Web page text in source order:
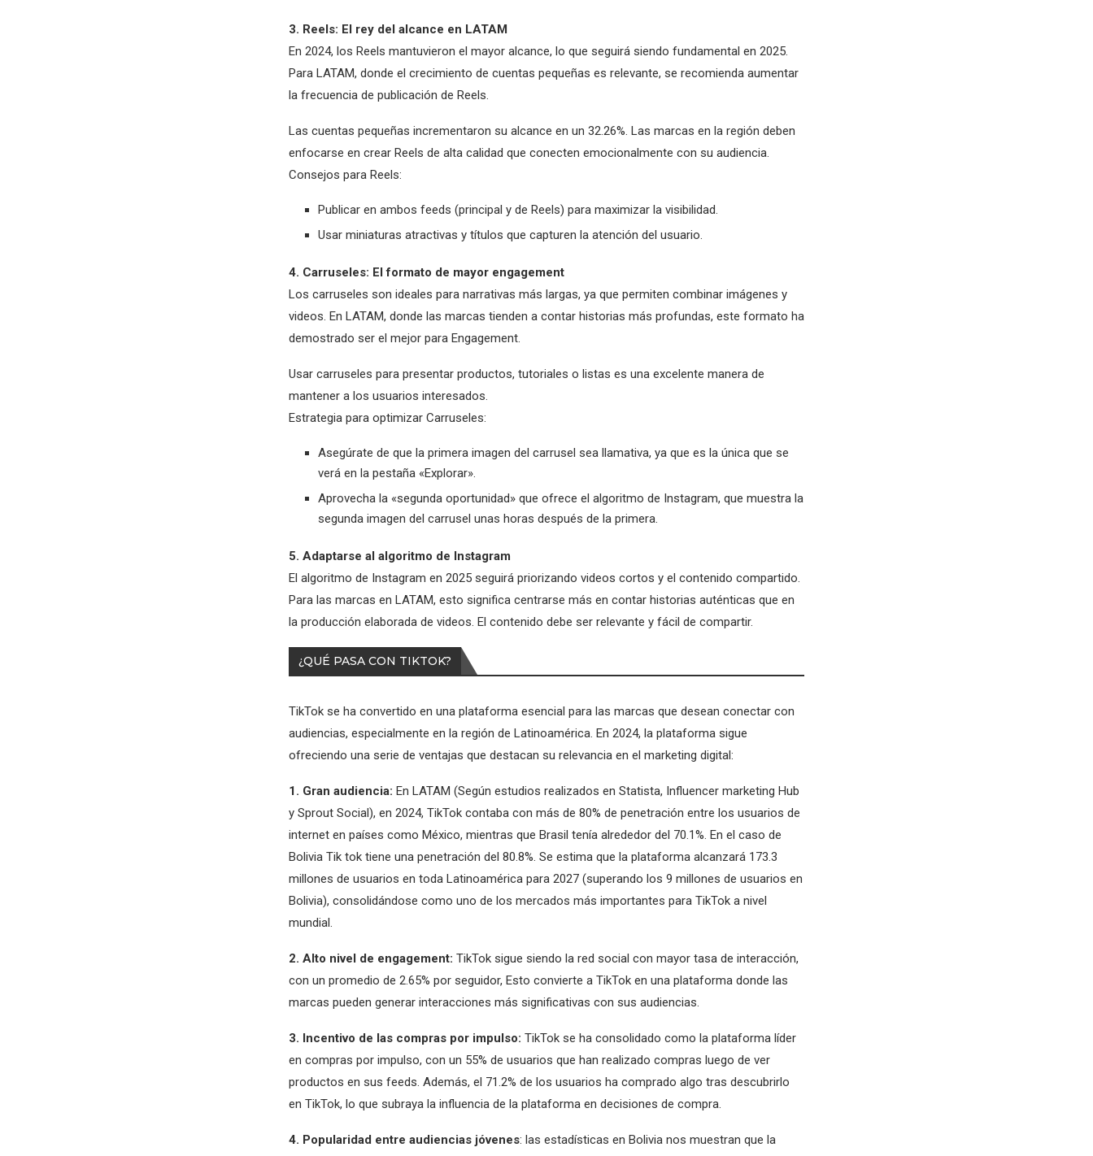
3. Reels: El rey del alcance en LATAM
En 2024, los Reels mantuvieron el mayor alcance, lo que seguirá siendo fundamental en 2025.
Para LATAM, donde el crecimiento de cuentas pequeñas es relevante, se recomienda aumentar
la frecuencia de publicación de Reels.
Las cuentas pequeñas incrementaron su alcance en un 32.26%. Las marcas en la región deben
enfocarse en crear Reels de alta calidad que conecten emocionalmente con su audiencia.
Consejos para Reels:
Publicar en ambos feeds (principal y de Reels) para maximizar la visibilidad.
Usar miniaturas atractivas y títulos que capturen la atención del usuario.
4. Carruseles: El formato de mayor engagement
Los carruseles son ideales para narrativas más largas, ya que permiten combinar imágenes y
videos. En LATAM, donde las marcas tienden a contar historias más profundas, este formato ha
demostrado ser el mejor para Engagement.
Usar carruseles para presentar productos, tutoriales o listas es una excelente manera de
mantener a los usuarios interesados.
Estrategia para optimizar Carruseles:
Asegúrate de que la primera imagen del carrusel sea llamativa, ya que es la única que se
verá en la pestaña «Explorar».
Aprovecha la «segunda oportunidad» que ofrece el algoritmo de Instagram, que muestra la
segunda imagen del carrusel unas horas después de la primera.
5. Adaptarse al algoritmo de Instagram
El algoritmo de Instagram en 2025 seguirá priorizando videos cortos y el contenido compartido.
Para las marcas en LATAM, esto significa centrarse más en contar historias auténticas que en
la producción elaborada de videos. El contenido debe ser relevante y fácil de compartir.
¿QUÉ PASA CON TIKTOK?
TikTok se ha convertido en una plataforma esencial para las marcas que desean conectar con
audiencias, especialmente en la región de Latinoamérica. En 2024, la plataforma sigue
ofreciendo una serie de ventajas que destacan su relevancia en el marketing digital:
1. Gran audiencia: En LATAM (Según estudios realizados en Statista, Influencer marketing Hub
y Sprout Social), en 2024, TikTok contaba con más de 80% de penetración entre los usuarios de
internet en países como México, mientras que Brasil tenía alrededor del 70.1%. En el caso de
Bolivia Tik tok tiene una penetración del 80.8%. Se estima que la plataforma alcanzará 173.3
millones de usuarios en toda Latinoamérica para 2027 (superando los 9 millones de usuarios en
Bolivia), consolidándose como uno de los mercados más importantes para TikTok a nivel
mundial.
2. Alto nivel de engagement: TikTok sigue siendo la red social con mayor tasa de interacción,
con un promedio de 2.65% por seguidor, Esto convierte a TikTok en una plataforma donde las
marcas pueden generar interacciones más significativas con sus audiencias.
3. Incentivo de las compras por impulso: TikTok se ha consolidado como la plataforma líder
en compras por impulso, con un 55% de usuarios que han realizado compras luego de ver
productos en sus feeds. Además, el 71.2% de los usuarios ha comprado algo tras descubrirlo
en TikTok, lo que subraya la influencia de la plataforma en decisiones de compra.
4. Popularidad entre audiencias jóvenes: las estadísticas en Bolivia nos muestran que la